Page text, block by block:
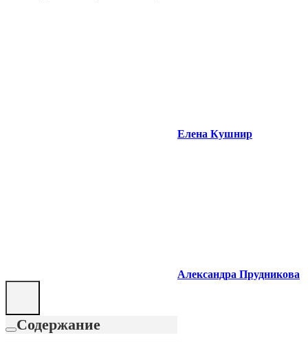
Елена Кушнир
Александра Прудникова
Содержание